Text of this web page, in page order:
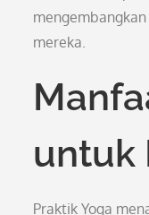
mereka.
untuk
Praktik Yoga